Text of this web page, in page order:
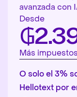
avanzada con
Desde
Más
O solo el 3%
Hellotext por